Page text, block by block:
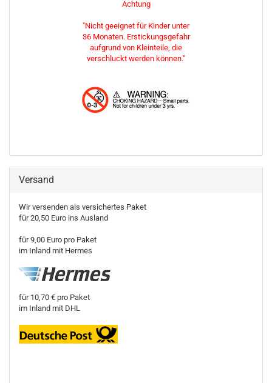
Achtung
"Nicht geeignet für Kinder unter
36 Monaten. Erstickungsgefahr
aufgrund von Kleinteile, die
verschluckt werden können."
Versand
Wir versenden als versichertes Paket
für 20,50 Euro ins Ausland
für 9,00 Euro pro Paket
im Inland mit Hermes
für 10,70 € pro Paket
im Inland mit DHL